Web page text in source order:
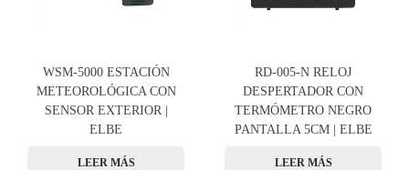
WSM-5000 ESTACIÓN
METEOROLÓGICA CON
SENSOR EXTERIOR |
ELBE
LEER MÁS
RD-005-N RELOJ
DESPERTADOR CON
TERMÓMETRO NEGRO
PANTALLA 5CM | ELBE
LEER MÁS